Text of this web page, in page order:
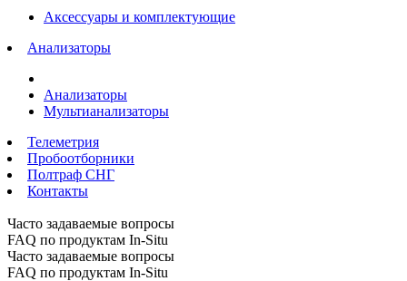
Аксессуары и комплектующие
Анализаторы
Анализаторы
Мультианализаторы
Телеметрия
Пробоотборники
Полтраф СНГ
Контакты
Часто задаваемые вопросы
FAQ по продуктам In-Situ
Часто задаваемые вопросы
FAQ по продуктам In-Situ